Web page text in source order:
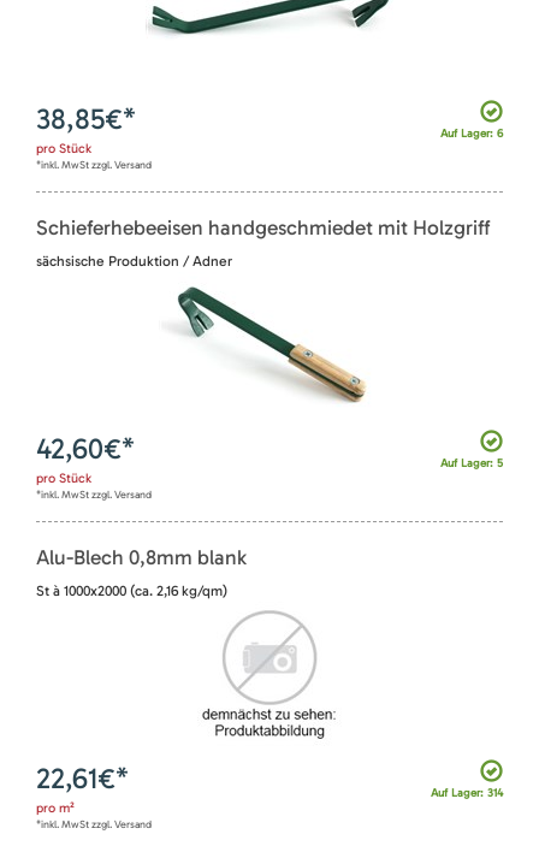
Auf Lager: 6
38,85€*
pro Stück
*inkl. MwSt zzgl. Versand
Schieferhebeeisen handgeschmiedet mit Holzgriff
sächsische Produktion / Adner
Auf Lager: 5
42,60€*
pro Stück
*inkl. MwSt zzgl. Versand
Alu-Blech 0,8mm blank
St à 1000x2000 (ca. 2,16 kg/qm)
Auf Lager: 314
22,61€*
pro m²
*inkl. MwSt zzgl. Versand